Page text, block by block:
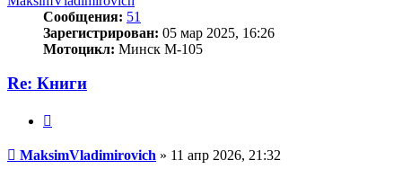
Сообщения: 51
Зарегистрирован: 05 мар 2025, 16:26
Мотоцикл: Минск М-105
Re: Книги
Сообщение
MaksimVladimirovich » 11 апр 2026, 21:32